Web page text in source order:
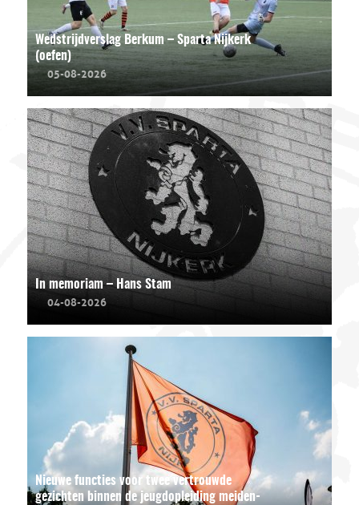
Wedstrijdverslag Berkum – Sparta Nijkerk
(oefen)
05-08-2026
In memoriam – Hans Stam
04-08-2026
Nieuwe functies voor twee vertrouwde
gezichten binnen de jeugdopleiding meiden-